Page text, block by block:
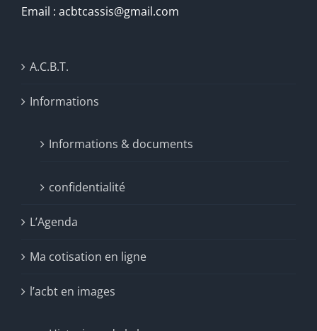
Email : acbtcassis@gmail.com
A.C.B.T.
Informations
Informations & documents
confidentialité
L’Agenda
Ma cotisation en ligne
l’acbt en images